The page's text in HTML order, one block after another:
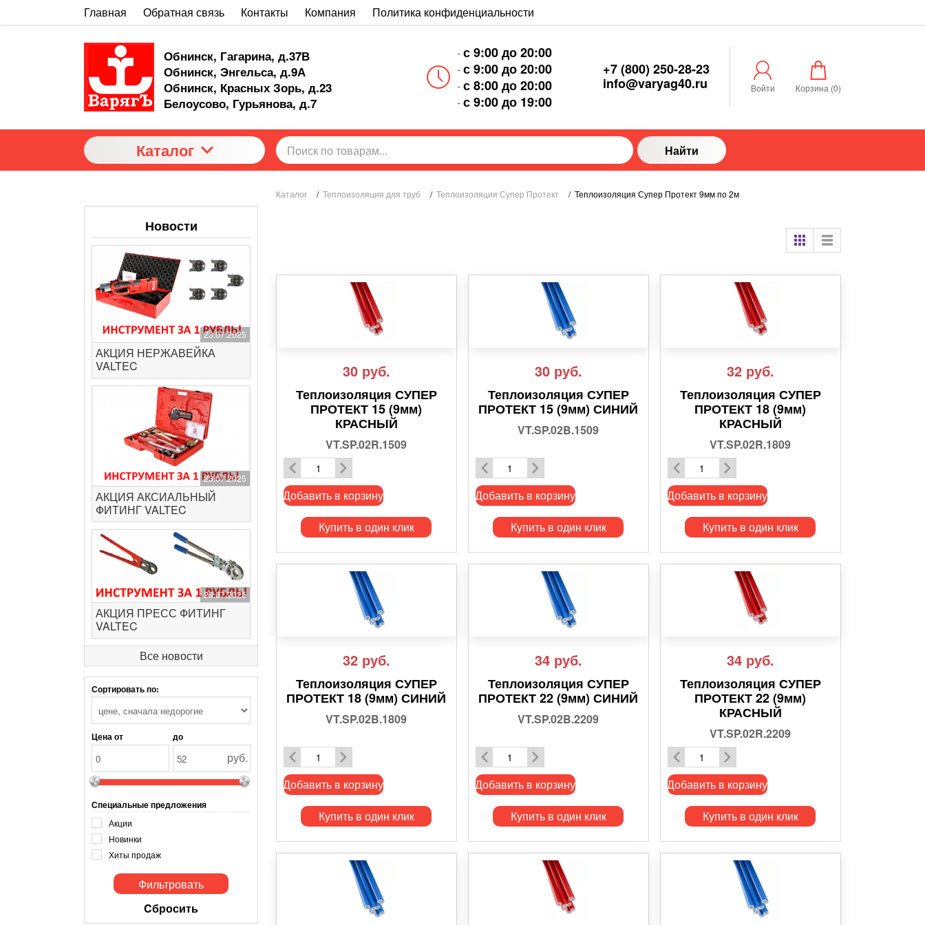
Главная Обратная связь Контакты Компания Политика конфиденциальности
Обнинск, Гагарина, д.37В
Обнинск, Энгельса, д.9А
Обнинск, Красных Зорь, д.23
Белоусово, Гурьянова, д.7
-с 9:00 до 20:00
-с 9:00 до 20:00
-с 8:00 до 20:00
-с 9:00 до 19:00
+7 (800) 250-28-23
info@varyag40.ru
Войти Корзина (0)
Каталог Найти
Новости
23.07.2025
АКЦИЯ НЕРЖАВЕЙКА
VALTEC
23.07.2025
АКЦИЯ АКСИАЛЬНЫЙ
ФИТИНГ VALTEC
23.07.2025
АКЦИЯ ПРЕСС ФИТИНГ
VALTEC
Все новости
Сортировать по:
Цена от до
руб.
Специальные предложения
Акции
Новинки
Хиты продаж
Cбросить
Каталог / Теплоизоляция для труб / Теплоизоляция Супер Протект / Теплоизоляция Супер Протект 9мм по 2м
30 руб.
Теплоизоляция СУПЕР
ПРОТЕКТ 15 (9мм)
КРАСНЫЙ
VT.SP.02R.1509
Добавить в корзину
Купить в один клик
30 руб.
Теплоизоляция СУПЕР
ПРОТЕКТ 15 (9мм) СИНИЙ
VT.SP.02B.1509
Добавить в корзину
Купить в один клик
32 руб.
Теплоизоляция СУПЕР
ПРОТЕКТ 18 (9мм)
КРАСНЫЙ
VT.SP.02R.1809
Добавить в корзину
Купить в один клик
32 руб.
Теплоизоляция СУПЕР
ПРОТЕКТ 18 (9мм) СИНИЙ
VT.SP.02B.1809
Добавить в корзину
Купить в один клик
34 руб.
Теплоизоляция СУПЕР
ПРОТЕКТ 22 (9мм) СИНИЙ
VT.SP.02B.2209
Добавить в корзину
Купить в один клик
34 руб.
Теплоизоляция СУПЕР
ПРОТЕКТ 22 (9мм)
КРАСНЫЙ
VT.SP.02R.2209
Добавить в корзину
Купить в один клик